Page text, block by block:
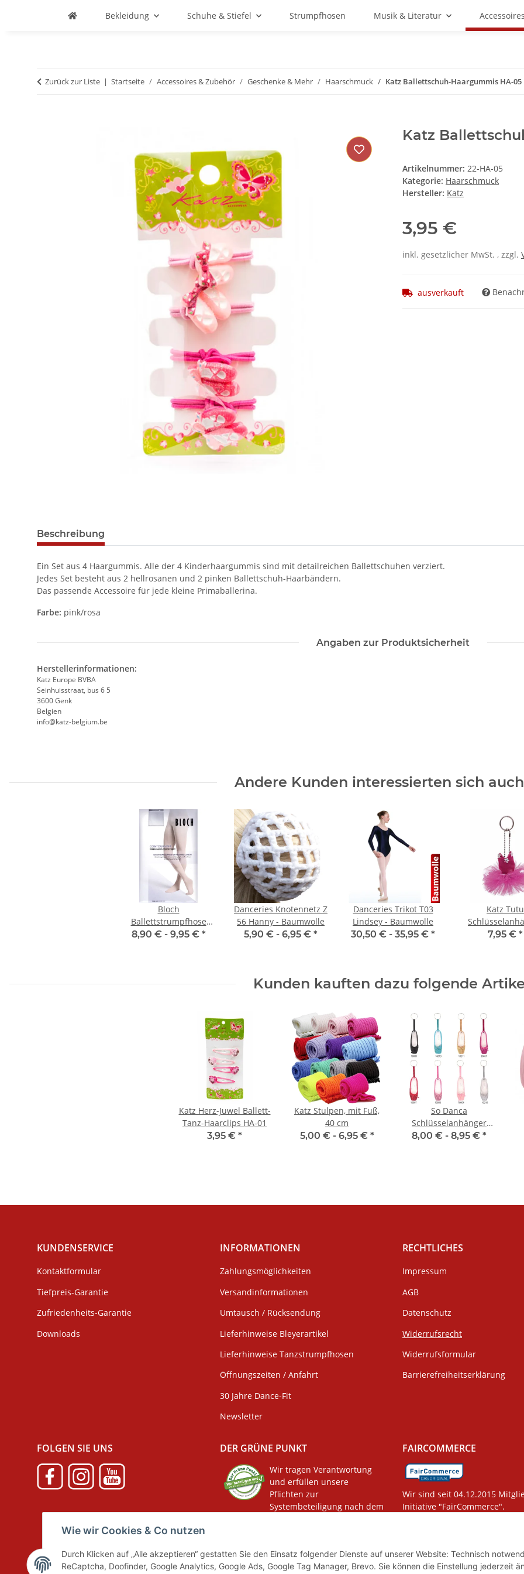
Wie wir Cookies & Co nutzen
Durch Klicken auf „Alle akzeptieren“ gestatten Sie den Einsatz folgender Dienste auf unserer Website: Technisch
ReCaptcha, Doofinder, Google Analytics, Google Ads, Google Tag Manager, Brevo. Sie können die Einstellung jederzeit
Bekleidung Schuhe & Stiefel Strumpfhosen Musik & Literatur
Zurück zur Liste Startseite Accessoires & Zubehör Geschenke & Mehr Haarschmuck Katz Ballettschuh-Haargummis HA-05
Katz
Artikelnummer: 22-HA-05
Kategorie: Haarschmuck
Hersteller: Katz
3,95 €
inkl. gesetzlicher MwSt. , zzgl.
ausverkauft
Beschreibung
Ein Set aus 4 Haargummis. Alle der 4 Kinderhaargummis sind mit detailreichen Ballettschuhen verziert.
Jedes Set besteht aus 2 hellrosanen und 2 pinken Ballettschuh-Haarbändern.
Das passende Accessoire für jede kleine Primaballerina.
Farbe: pink/rosa
Angaben zur Produktsicherheit
Herstellerinformationen:
Katz Europe BVBA
Seinhuisstraat, bus 6 5
3600 Genk
Belgien
info@katz-belgium.be
Andere Kunden interessierten sich
Bloch
Ballettstrumpfhose
T0981 Footed Tight
8,90 € - 9,95 € *
Danceries Knotennetz Z
56 Hanny - Baumwolle
5,90 € - 6,95 € *
Danceries Trikot T03
Lindsey - Baumwolle
30,50 € - 35,95 € *
Katz Tutu
7,95 € *
Kunden kauften dazu folgende
Katz Herz-Juwel Ballett-
Tanz-Haarclips HA-01
3,95 € *
Katz Stulpen, mit Fuß,
40 cm
5,00 € - 6,95 € *
So Danca
Schlüsselanhänger
KCE01G Glitzer Mini-
8,00 € - 8,95 € *
KUNDENSERVICE
Kontaktformular
Tiefpreis-Garantie
Zufriedenheits-Garantie
Downloads
INFORMATIONEN
Zahlungsmöglichkeiten
Versandinformationen
Umtausch / Rücksendung
Lieferhinweise Bleyerartikel
Lieferhinweise Tanzstrumpfhosen
Öffnungszeiten / Anfahrt
30 Jahre Dance-Fit
Newsletter
RECHTLICHES
Impressum
AGB
Datenschutz
Widerrufsrecht
Widerrufsformular
Barrierefreiheitserklärung
FOLGEN SIE UNS DER GRÜNE PUNKT
Wir tragen Verantwortung
und erfüllen unsere
Pflichten zur
Systembeteiligung nach dem
FAIRCOMMERCE
Wir sind seit 04.12.2015
Initiative "FairCommerce".